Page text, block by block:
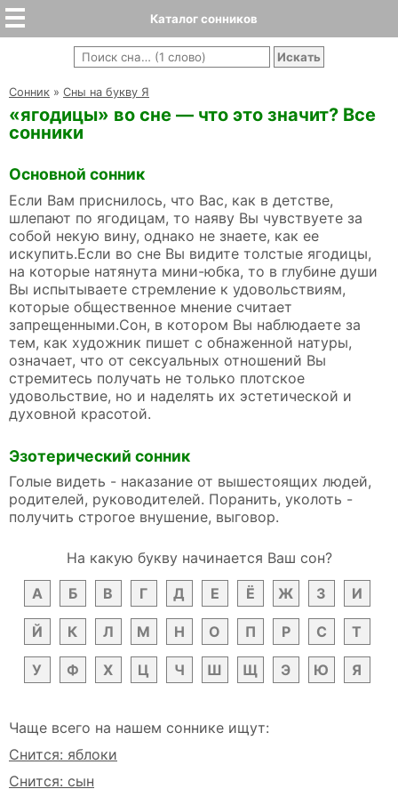
Каталог сонников
Cонник » Сны на букву Я
«ягодицы» во сне — что это значит? Все
сонники
Основной сонник
Если Вам приснилось, что Вас, как в детстве,
шлепают по ягодицам, то наяву Вы чувствуете за
собой некую вину, однако не знаете, как ее
искупить.Если во сне Вы видите толстые ягодицы,
на которые натянута мини-юбка, то в глубине души
Вы испытываете стремление к удовольствиям,
которые общественное мнение считает
запрещенными.Сон, в котором Вы наблюдаете за
тем, как художник пишет с обнаженной натуры,
означает, что от сексуальных отношений Вы
стремитесь получать не только плотское
удовольствие, но и наделять их эстетической и
духовной красотой.
Эзотерический сонник
Голые видеть - наказание от вышестоящих людей,
родителей, руководителей. Поранить, уколоть -
получить строгое внушение, выговор.
На какую букву начинается Ваш сон?
А
Б В Г Д Е Ё Ж З И
Й К Л М Н О П Р С Т
У Ф Х Ц Ч Ш Щ Э Ю Я
Чаще всего на нашем соннике ищут:
Снится: яблоки
Снится: сын